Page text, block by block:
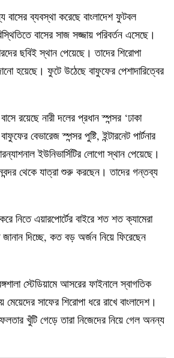
বাসের ব্যবস্থা করেছে বাংলাদেশ ফুটবল
বাসের সাজ সজ্জায় পরিবর্তন এসেছে।
ছবিই স্থান পেয়েছে। তাদের শিরোপা
হয়েছে। ফুটে উঠেছে বাফুফের পেশাদারিত্বের
রয়েছে নারী দলের প্রধান স্পন্সর ‘ঢাকা
বেভারেজ স্পন্সর পুষ্টি, ইন্টারনেট পার্টনার
ইউনিভার্সিটির লোগো স্থান পেয়েছে।
থেকে যাত্রা শুরু করছেন। তাদের গন্তব্য
নিতে এয়ারপোর্টের বাইরে শত শত ক্যামেরা
দিচ্ছে, কত বড় অর্জন নিয়ে ফিরেছেন
স্টেডিয়ামে আসরের ফাইনালে স্বাগতিক
সাফের শিরোপা ধরে রাখে বাংলাদেশ।
খুঁটি গেড়ে তারা নিজেদের নিয়ে গেল অনন্য